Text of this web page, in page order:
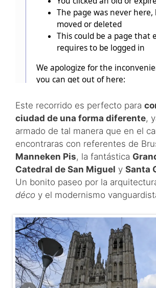
Este recorrido es perfecto para
ciudad de una forma diferente,
armado de tal manera que en el
encontraras con referentes de
Manneken Pis, la fantástica
Catedral de San Miguel y Santa
Un bonito paseo por la
déco y el modernismo